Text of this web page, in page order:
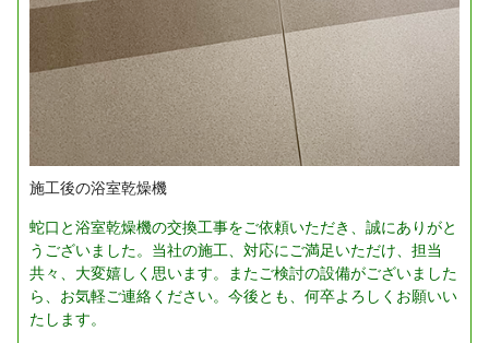
施工後の浴室乾燥機
蛇口と浴室乾燥機の交換工事をご依頼いただき、誠にありがと
うございました。当社の施工、対応にご満足いただけ、担当
共々、大変嬉しく思います。またご検討の設備がございました
ら、お気軽ご連絡ください。今後とも、何卒よろしくお願いい
たします。